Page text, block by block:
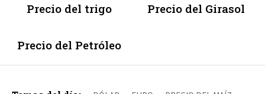
Precio del trigo Precio del Girasol
Precio del Petróleo